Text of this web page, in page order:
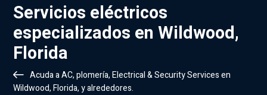
Servicios eléctricos
especializados en Wildwood,
Florida
Acuda a AC, plomería, Electrical & Security Services en
Wildwood, Florida, y alrededores.